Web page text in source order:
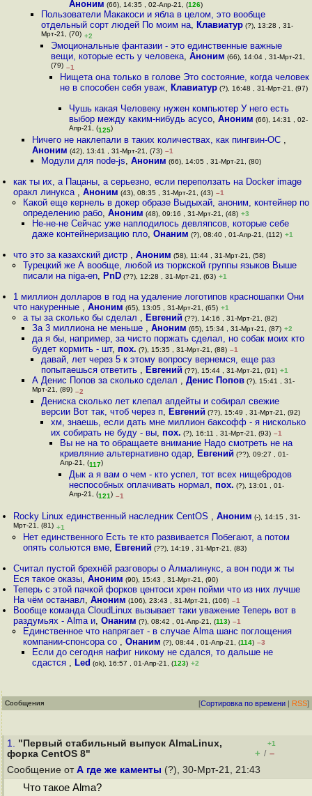
Аноним (66), 14:35 , 02-Апр-21, (126)
Пользователи Макакоси и ябла в целом, это вообще
отдельный сорт людей По моим на, Клавиатур (?), 13:28 , 31-
Мрт-21, (70) +2
Эмоциональные фантазии - это единственные важные
вещи, которые есть у человека, Аноним (66), 14:04 , 31-Мрт-21,
(79) –1
Нищета она только в голове Это состояние, когда человек
не в способен себя уваж, Клавиатур(?), 16:48 , 31-Мрт-21, (97)
Чушь какая Человеку нужен компьютер У него есть
выбор между каким-нибудь асусо,Аноним (66), 14:31 , 02-
Апр-21, (125)
Ничего не наклепали в таких количествах, как пингвин-ОС ,
Аноним (42), 13:41 , 31-Мрт-21, (73) –1
Модули для node-js,Аноним (66), 14:05 , 31-Мрт-21, (80)
как ты их, а Пацаны, а серьезно, если переползать на Docker image
оракл линукса ,Аноним (43), 08:35 , 31-Мрт-21, (43) –1
Какой еще кернель в докер образе Выдыхай, аноним, контейнер по
определению рабо, Аноним (48), 09:16 , 31-Мрт-21, (48) +3
Не-не-не Сейчас уже наплодилось девляпсов, которые себе
даже контейнеризацию пло, Онаним (?), 08:40 , 01-Апр-21, (112) +1
что это за казахский дистр ,Аноним (58), 11:44 , 31-Мрт-21, (58)
Турецкий же А вообще, любой из тюркской группы языков Выше
писали на niga-en, PnD(??), 12:28 , 31-Мрт-21, (63) +1
1 миллион долларов в год на удаление логотипов красношапки Они
что накуренные ,Аноним (65), 13:05 , 31-Мрт-21, (65) +1
а ты за сколько бы сделал , Евгений (??), 14:16 , 31-Мрт-21, (82)
За 3 миллиона не меньше , Аноним (65), 15:34 , 31-Мрт-21, (87) +2
да я бы, например, за чисто поржать сделал, но собак моих кто
будет кормить - шт, пох. (?), 15:35 , 31-Мрт-21, (88) –1
давай, лет через 5 к этому вопросу вернемся, еще раз
попытаешься ответить , Евгений (??), 15:44 , 31-Мрт-21, (91) +1
А Денис Попов за сколько сделал , Денис Попов(?), 15:41 , 31-
Мрт-21, (89) –2
Дениска сколько лет клепал апдейты и собирал свежие
версии Вот так, чтоб через п, Евгений (??), 15:49 , 31-Мрт-21, (92)
хм, знаешь, если дать мне миллион баксофф - я нисколько
их собирать не буду - вы, пох. (?), 16:11 , 31-Мрт-21, (93) –1
Вы не на то обращаете внимание Надо смотреть не на
кривляние альтернативно одар, Евгений (??), 09:27 , 01-
Апр-21, (117)
Дык а я вам о чем - кто успел, тот всех нище6родов
неспособных оплачивать нормал, пох. (?), 13:01 , 01-
Апр-21, (121) –1
Rocky Linux единственный наследник CentOS ,Аноним (-), 14:15 , 31-
Мрт-21, (81) +1
Нет единственного Есть те кто развивается Побегают, а потом
опять сольются вме, Евгений (??), 14:19 , 31-Мрт-21, (83)
Считал пустой брехнёй разговоры о Алмалинукс, а вон поди ж ты
Еся такое оказы,Аноним (90), 15:43 , 31-Мрт-21, (90)
Теперь с этой пачкой форков центоси хрен пойми что из них лучше
На чём останавл,Аноним (106), 23:43 , 31-Мрт-21, (106) –1
Вообще команда CloudLinux вызывает таки уважение Теперь вот в
раздумьях - Alma и,Онаним (?), 08:42 , 01-Апр-21, (113) –1
Единственное что напрягает - в случае Alma шанс поглощения
компании-спонсора со , Онаним (?), 08:44 , 01-Апр-21, (114) –3
Если до сегодня нафиг никому не сдался, то дальше не
сдастся , Led (ok), 16:57 , 01-Апр-21, (123) +2
Сообщения [Сортировка по времени | RSS]
1. "Первый стабильный выпуск AlmaLinux,
форка CentOS 8"
+1
+ / –
Сообщение от А где же каменты (?), 30-Мрт-21, 21:43
Что такое Alma?